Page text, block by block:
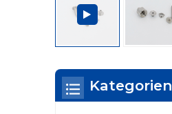
Kategorien